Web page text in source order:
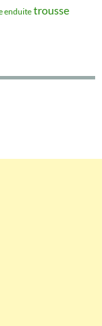
enduite trousse